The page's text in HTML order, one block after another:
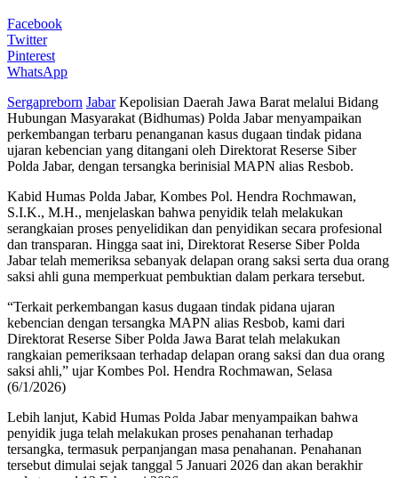
Facebook
Twitter
Pinterest
WhatsApp
Sergapreborn JabarKepolisian Daerah Jawa Barat melalui Bidang
Hubungan Masyarakat (Bidhumas) Polda Jabar menyampaikan
perkembangan terbaru penanganan kasus dugaan tindak pidana
ujaran kebencian yang ditangani oleh Direktorat Reserse Siber
Polda Jabar, dengan tersangka berinisial MAPN alias Resbob.
Kabid Humas Polda Jabar, Kombes Pol. Hendra Rochmawan,
S.I.K., M.H., menjelaskan bahwa penyidik telah melakukan
serangkaian proses penyelidikan dan penyidikan secara profesional
dan transparan. Hingga saat ini, Direktorat Reserse Siber Polda
Jabar telah memeriksa sebanyak delapan orang saksi serta dua orang
saksi ahli guna memperkuat pembuktian dalam perkara tersebut.
“Terkait perkembangan kasus dugaan tindak pidana ujaran
kebencian dengan tersangka MAPN alias Resbob, kami dari
Direktorat Reserse Siber Polda Jawa Barat telah melakukan
rangkaian pemeriksaan terhadap delapan orang saksi dan dua orang
saksi ahli,” ujar Kombes Pol. Hendra Rochmawan, Selasa
(6/1/2026)
Lebih lanjut, Kabid Humas Polda Jabar menyampaikan bahwa
penyidik juga telah melakukan proses penahanan terhadap
tersangka, termasuk perpanjangan masa penahanan. Penahanan
tersebut dimulai sejak tanggal 5 Januari 2026 dan akan berakhir